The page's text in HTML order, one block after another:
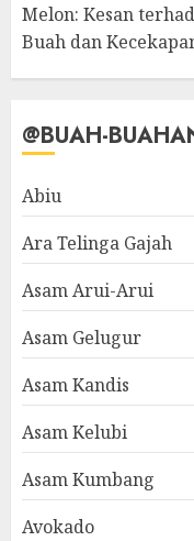
Melon: Kesan
Buah dan
@BUAH-
Abiu
Ara Telinga Gajah
Asam Arui-Arui
Asam Gelugur
Asam Kandis
Asam Kelubi
Asam Kumbang
Avokado